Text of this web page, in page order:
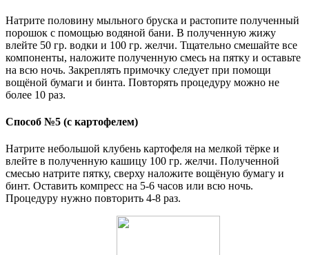
Натрите половину мыльного бруска и растопите полученный
порошок с помощью водяной бани. В полученную жижу
влейте 50 гр. водки и 100 гр. желчи. Тщательно смешайте все
компоненты, наложите полученную смесь на пятку и оставьте
на всю ночь. Закреплять примочку следует при помощи
вощёной бумаги и бинта. Повторять процедуру можно не
более 10 раз.
Способ №5 (с картофелем)
Натрите небольшой клубень картофеля на мелкой тёрке и
влейте в полученную кашицу 100 гр. желчи. Полученной
смесью натрите пятку, сверху наложите вощёную бумагу и
бинт. Оставить компресс на 5-6 часов или всю ночь.
Процедуру нужно повторить 4-8 раз.